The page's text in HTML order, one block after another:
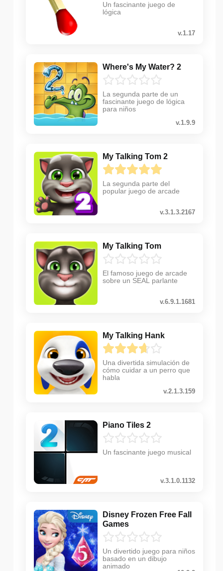
Un fascinante juego de
lógica
v.1.17
Where's My Water? 2
La segunda parte de un
fascinante juego de lógica
para niños
v.1.9.9
My Talking Tom 2
La segunda parte del
popular juego de arcade
v.3.1.3.2167
My Talking Tom
El famoso juego de arcade
sobre un SEAL parlante
v.6.9.1.1681
My Talking Hank
Una divertida simulación de
cómo cuidar a un perro que
habla
v.2.1.3.159
Piano Tiles 2
Un fascinante juego musical
v.3.1.0.1132
Disney Frozen Free Fall
Games
Un divertido juego para niños
basado en un dibujo
animado